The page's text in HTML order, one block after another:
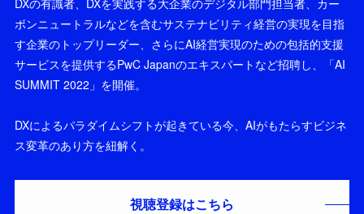
DXの有識者、DXを実践する大企業のデジタル部門担当者、カー
ボンニュートラルなどを含むサステナビリティ経営の実現を目指
す企業のトップリーダー、さらにAI経営実現のための包括的支援
サービスを提供するPwC Japanのエキスパートなど招聘し、「AI
SUMMIT 2022」を開催。
DXによるパラダイムシフトが起きている今、AIがもたらすビジネ
ス変革のあり方を紐解く。
視聴登録はこちら